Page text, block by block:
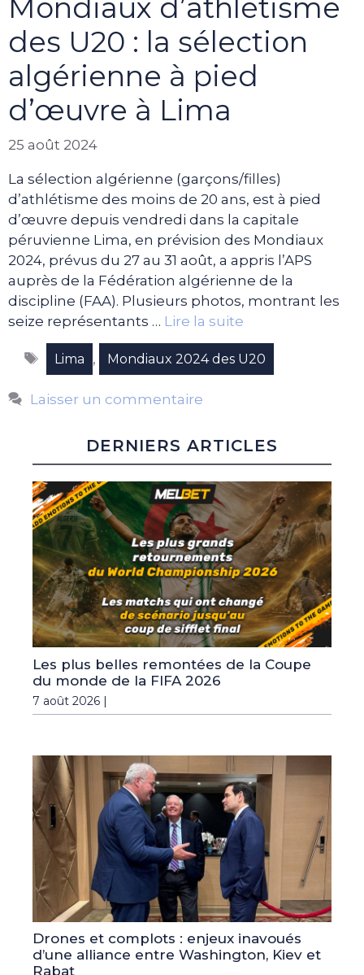
Mondiaux d’athlétisme
des U20 : la sélection
algérienne à pied
d’œuvre à Lima
25 août 2024
La sélection algérienne (garçons/filles)
d’athlétisme des moins de 20 ans, est à pied
d’œuvre depuis vendredi dans la capitale
péruvienne Lima, en prévision des Mondiaux
2024, prévus du 27 au 31 août, a appris l’APS
auprès de la Fédération algérienne de la
discipline (FAA). Plusieurs photos, montrant les
seize représentants … Lire la suite
Étiquettes
Lima , Mondiaux 2024 des U20
Laisser un commentaire
DERNIERS ARTICLES
Les plus belles remontées de la Coupe
du monde de la FIFA 2026
7 août 2026 |
Drones et complots : enjeux inavoués
d’une alliance entre Washington, Kiev et
Rabat